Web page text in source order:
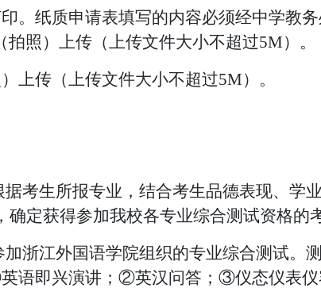
。纸质申请表填写的内容必须经中学教
照）上传（上传文件大小不超过5M）。
上传（上传文件大小不超过5M）。
考生所报专业，结合考生品德表现、学
确定获得参加我校各专业综合测试资格的
浙江外国语学院组织的专业综合测试。
语即兴演讲；②英汉问答；③仪态仪表仪